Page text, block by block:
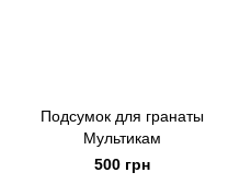
Подсумок для гранаты
Мультикам
500 грн